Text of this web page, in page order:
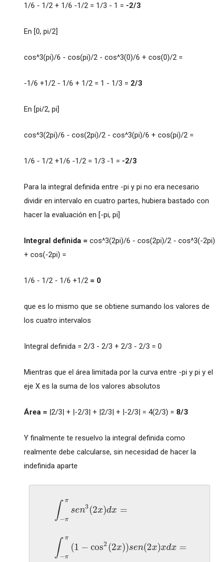
1/6 - 1/2 + 1/6 -1/2 = 1/3 - 1 = -2/3
En [0, pi/2]
cos^3(pi)/6 - cos(pi)/2 - cos^3(0)/6 + cos(0)/2 =
-1/6 +1/2 - 1/6 + 1/2 = 1 - 1/3 = 2/3
En [pi/2, pi]
cos^3(2pi)/6 - cos(2pi)/2 - cos^3(pi)/6 + cos(pi)/2 =
1/6 - 1/2 +1/6 -1/2 = 1/3 -1 = -2/3
Para la integral definida entre -pi y pi no era necesario
dividir en intervalo en cuatro partes, hubiera bastado con
hacer la evaluación en [-pi, pi]
Integral definida = cos^3(2pi)/6 - cos(2pi)/2 - cos^3(-2pi)
+ cos(-2pi) =
1/6 - 1/2 - 1/6 +1/2 = 0
que es lo mismo que se obtiene sumando los valores de
los cuatro intervalos
Integral definida = 2/3 - 2/3 + 2/3 - 2/3 = 0
Mientras que el área limitada por la curva entre -pi y pi y el
eje X es la suma de los valores absolutos
Área = |2/3| + |-2/3| + |2/3| + |-2/3| = 4(2/3) = 8/3
Y finalmente te resuelvo la integral definida como
realmente debe calcularse, sin necesidad de hacer la
indefinida aparte
∫ π
−π
sen3(2x)dx =
∫ π
−π
(1 − cos2(2x))sen(2x)xdx =